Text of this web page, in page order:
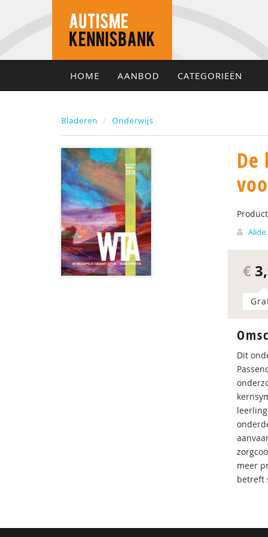
HOME AANBOD CATEGORIEËN
Bladeren Onderwijs
Alide
€
Dit
meer
betreft